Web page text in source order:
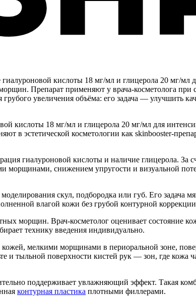
кислоты 18 мг/мл и глицерола 20 мг/мл
Препарат применяют у врача-косметолога при
увеличения объёма: его задача — улучшить
кислоты 18 мг/мл и глицерола 20 мг/мл для
в эстетической косметологии как skinbooster-
гиалуроновой кислоты и наличие глицерола. За
морщинами, снижением упругости и визуальной
скул, подбородка или губ. Его задача
влагой кожи без грубой контурной
морщин. Врач-косметолог оценивает состояние
технику введения индивидуально.
мелкими морщинами в периоральной зоне,
и тыльной поверхности кистей рук — зон, где кожа
поддерживает увлажняющий эффект. Такая
контурная пластика плотными филлерами.